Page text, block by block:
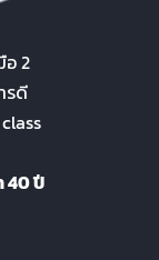
2
รดี
40 ปี